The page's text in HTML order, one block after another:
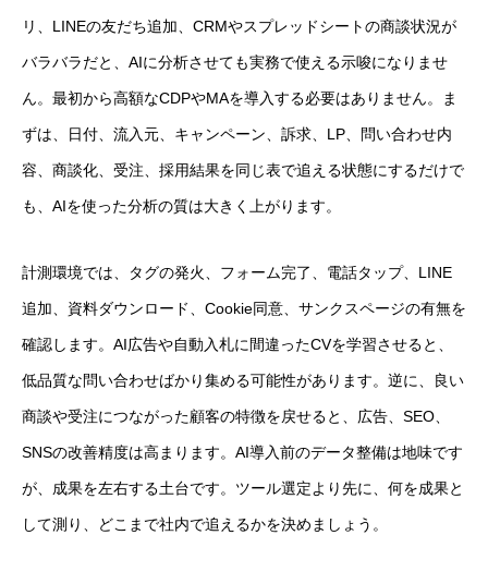
リ、LINEの友だち追加、CRMやスプレッドシートの商談状況が
バラバラだと、AIに分析させても実務で使える示唆になりませ
ん。最初から高額なCDPやMAを導入する必要はありません。ま
ずは、日付、流入元、キャンペーン、訴求、LP、問い合わせ内
容、商談化、受注、採用結果を同じ表で追える状態にするだけで
も、AIを使った分析の質は大きく上がります。
計測環境では、タグの発火、フォーム完了、電話タップ、LINE
追加、資料ダウンロード、Cookie同意、サンクスページの有無を
確認します。AI広告や自動入札に間違ったCVを学習させると、
低品質な問い合わせばかり集める可能性があります。逆に、良い
商談や受注につながった顧客の特徴を戻せると、広告、SEO、
SNSの改善精度は高まります。AI導入前のデータ整備は地味です
が、成果を左右する土台です。ツール選定より先に、何を成果と
して測り、どこまで社内で追えるかを決めましょう。